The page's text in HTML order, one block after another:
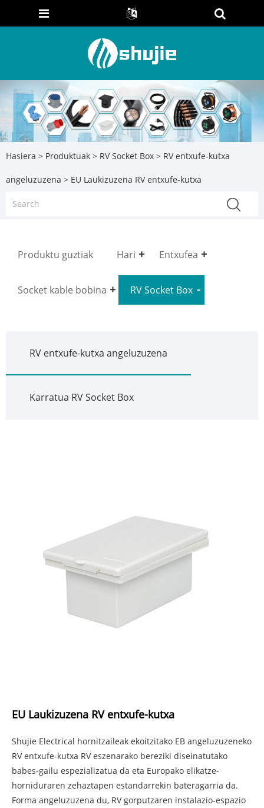
Hasiera > Produktuak > RV Socket Box > RV entxufe-kutxa
angeluzuzena > EU Laukizuzena RV entxufe-kutxa
Produktu guztiak Hari Entxufea
Socket kable bobina RV Socket Box
RV entxufe-kutxa angeluzuzena
Karratua RV Socket Box
EU Laukizuzena RV entxufe-kutxa
Shujie Electrical hornitzaileak ekoitzitako EB angeluzuzeneko
RV entxufe-kutxa RV eszenarako bereziki diseinatutako
babes-gailu espezializatua da eta Europako elikatze-
horniduraren zehaztapen estandarrekin bateragarria da.
Forma angeluzuzena du, RV gorputzaren instalazio-espazio